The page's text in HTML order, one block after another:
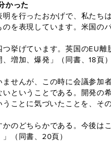
かった
を行ったおかげで、私たち
を表現しています。米国の
挙げています。英国のEU
増加、爆発」（同書、18頁
せんが、この時に会議参加
ということである。開発の
ことに気づいたことを、そ
のどちらかである。今後は
（同書、20頁）